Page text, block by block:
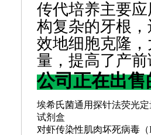
传代培养主要
构复杂的牙根
效地细胞克隆
量，提高了产
公司正在出售
埃希氏菌通用探针法荧光定
试剂盒
对虾传染性肌肉坏死病毒（